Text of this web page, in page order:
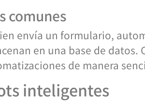
comunes
envía un formulario,
en una base de datos.
de manera
inteligentes